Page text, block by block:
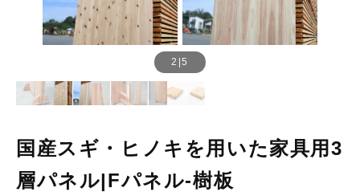
2 |5
国産スギ・ヒノキを用いた家具用3
層パネル|Fパネル-樹板